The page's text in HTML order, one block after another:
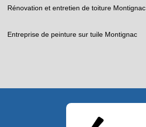
Rénovation et entretien de toiture Montignac
Entreprise de peinture sur tuile Montignac